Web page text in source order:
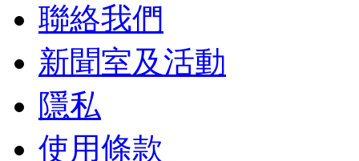
聯絡我們
新聞室及活動
隱私
使用條款